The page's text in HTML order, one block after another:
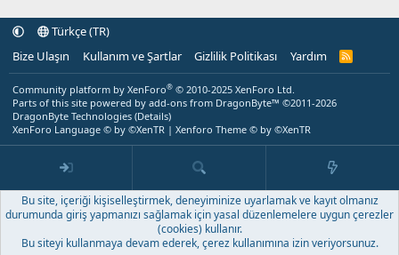
Türkçe (TR)
Bize Ulaşın
Kullanım ve Şartlar Gizlilik Politikası Yardım
R
Community platform by XenForo® © 2010-2025 XenForo Ltd.
Parts of this site powered by add-ons from DragonByte™ ©2011-2026
DragonByte Technologies (Details)
XenForo Language © by ©XenTR | Xenforo Theme © by ©XenTR
Bu site, içeriği kişiselleştirmek, deneyiminize uyarlamak ve kayıt olmanız
durumunda giriş yapmanızı sağlamak için yasal düzenlemelere uygun çerezler
(cookies) kullanır.
Bu siteyi kullanmaya devam ederek, çerez kullanımına izin veriyorsunuz.